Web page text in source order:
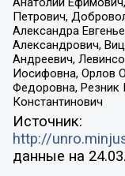
Петрович,
Александра
Александрович,
Андреевич,
Иосифовна, Орлов
Федоровна, Резник
Константинович
Источник:
http://
данные на